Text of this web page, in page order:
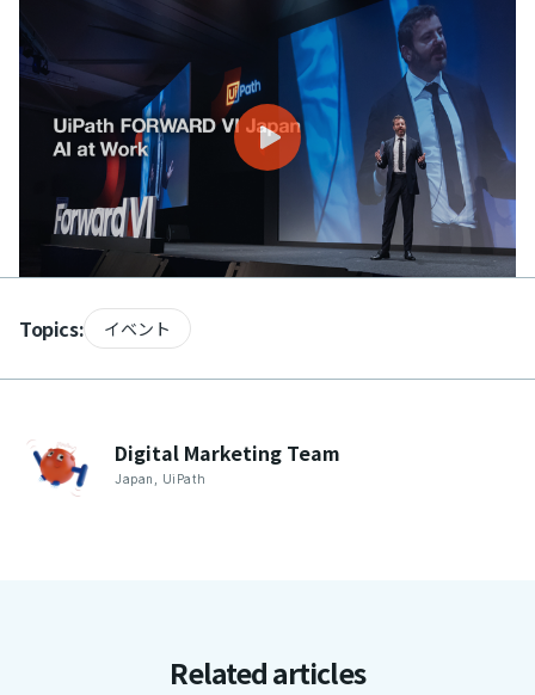
Topics: イベント
Digital Marketing Team
Japan UiPath
Related articles